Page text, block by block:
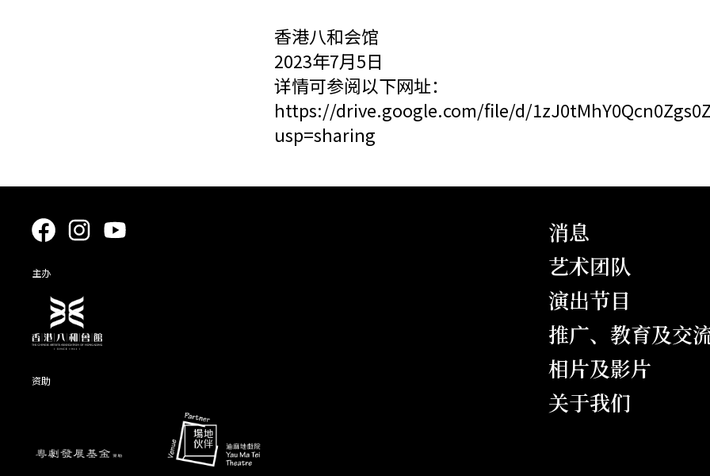
香港八和会馆
2023年7月5日
详情可参阅以下网址：
https://drive.google.com/file/d/
usp=sharing
主办
资助
消息
艺术团队
演出节目
推广、教育及交
相片及影片
关于我们